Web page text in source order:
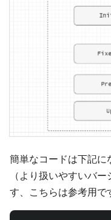
簡単なコードは下記に
（より扱いやすいバ
す、こちらは参考用で